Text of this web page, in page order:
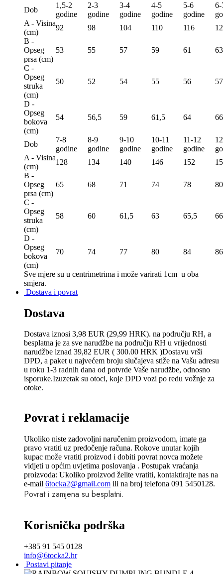
Dob
1,5-2
godine
2-3
godine
3-4
godine
4-5
godine
5-6
godine
6-
A - Visina
(сm)
92 98 104 110 116
B -
Opseg
prsa (сm)
53 55 57 59 61 63
C -
Opseg
struka
(сm)
50 52 54 55 56 57
D -
Opseg
bokova
(сm)
54 56,5 59 61,5 64 66
Dob
7-8
godine
8-9
godine
9-10
godine
10-11
godine
11-12
godine
A - Visina
(сm)
128 134 140 146 152
B -
Opseg
prsa (сm)
65 68 71 74 78 80
C -
Opseg
struka
(сm)
58 60 61,5 63 65,5
D -
Opseg
bokova
(сm)
70 74 77 80 84 86
Sve mjere su u centrimetrima i može varirati 1cm u oba
smjera.
Dostava i povrat
Dostava
Dostava iznosi 3,98 EUR (29,99 HRK). na području RH, a
besplatna je za sve narudžbe na području RH u vrijednosti
narudžbe iznad 39,82 EUR ( 300.00 HRK )Dostavu vrši
DPD, a paket u najvećem broju slučajeva stiže na Vašu adresu
u roku 1-3 radnih dana od potvrde Vaše narudžbe, odnosno
isporuke.Izuzetak su otoci, koje DPD vozi po redu vožnje za
otoke.
Povrat i reklamacije
Ukoliko niste zadovoljni naručenim proizvodom, imate ga
pravo vratiti uz predočenje računa. Rokove unutar kojih
kupac može vratiti proizvod i dobiti povrat novca možete
vidjeti u općim uvjetima poslovanja . Postupak vraćanja
proizvoda: Ukoliko proizvod želite vratiti, kontaktirajte nas na
e-mail 6tocka2@gmail.com ili na broj telefona 091 5450128.
Povrat i zamjena su besplatni.
Korisnička podrška
+385 91 545 0128
info@6tocka2.hr
Postavi pitanje